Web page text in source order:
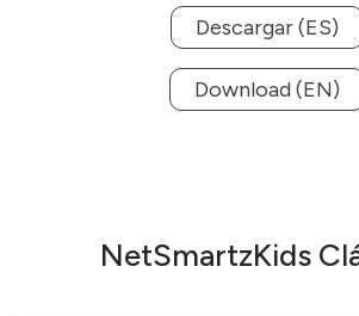
Descargar (ES)
Download (EN)
NetSmartzKids